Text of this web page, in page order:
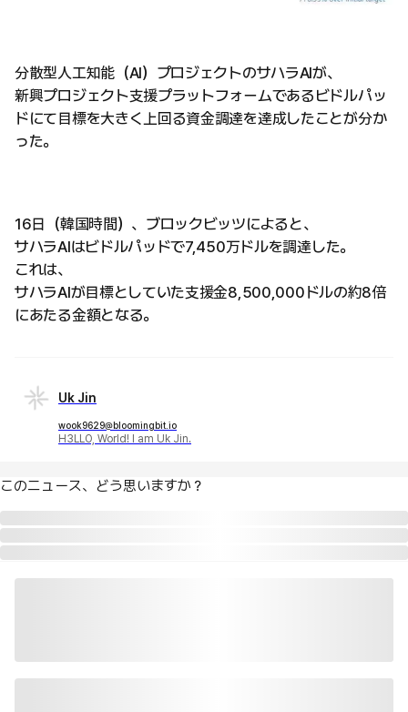
分散型人工知能（AI）プロジェクトのサハラAIが、
新興プロジェクト支援プラットフォームであるビドルパッ
ドにて目標を大きく上回る資金調達を達成したことが分か
った。
16日（韓国時間）、ブロックビッツによると、
サハラAIはビドルパッドで7,450万ドルを調達した。
これは、
サハラAIが目標としていた支援金8,500,000ドルの約8倍
にあたる金額となる。
Uk Jin
wook9629@bloomingbit.io
H3LLO, World! I am Uk Jin.
このニュース、どう思いますか？